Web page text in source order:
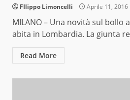
FIlippo Limoncelli Aprile 11, 2016
MILANO – Una novità sul bollo
abita in Lombardia. La giunta
Read More